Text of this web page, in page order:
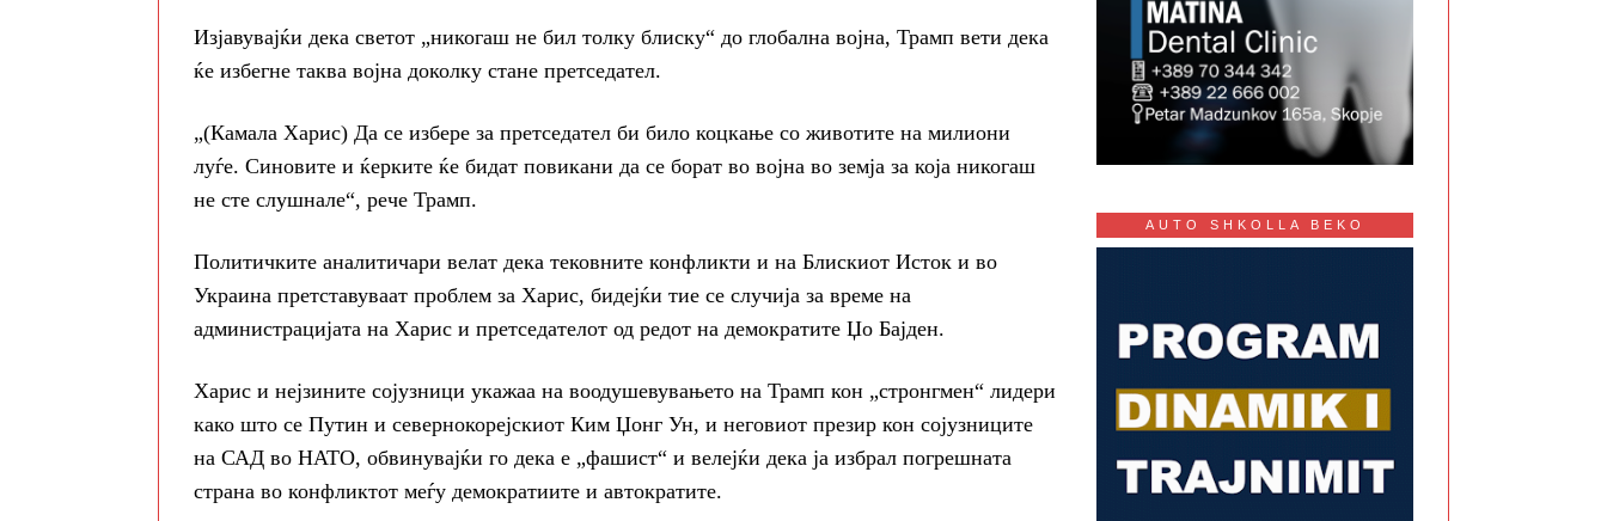
Изјавувајќи дека светот „никогаш не бил толку блиску“ до глобална војна, Трамп вети дека
ќе избегне таква војна доколку стане претседател.
„(Камала Харис) Да се избере за претседател би било коцкање со животите на милиони
луѓе. Синовите и ќерките ќе бидат повикани да се борат во војна во земја за која никогаш
не сте слушнале“, рече Трамп.
Политичките аналитичари велат дека тековните конфликти и на Блискиот Исток и во
Украина претставуваат проблем за Харис, бидејќи тие се случија за време на
администрацијата на Харис и претседателот од редот на демократите Џо Бајден.
Харис и нејзините сојузници укажаа на воодушевувањето на Трамп кон „стронгмен“ лидери
како што се Путин и севернокорејскиот Ким Џонг Ун, и неговиот презир кон сојузниците
на САД во НАТО, обвинувајќи го дека е „фашист“ и велејќи дека ја избрал погрешната
страна во конфликтот меѓу демократиите и автократите.
AUTO SHKOLLA BEKO